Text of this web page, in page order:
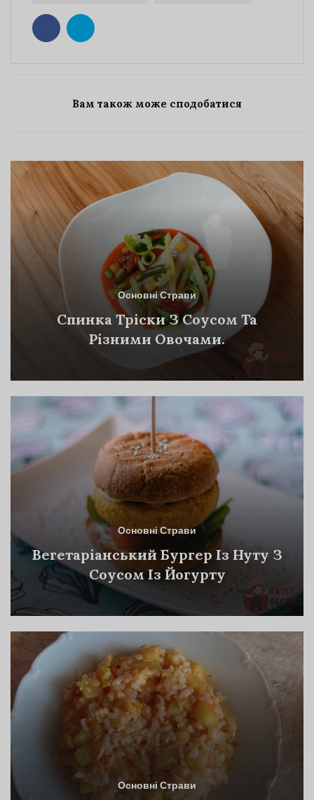
Вам також може сподобатися
Основні Страви
Спинка Тріски З Соусом Та
Різними Овочами.
Основні Страви
Вегетаріанський Бургер Із Нуту З
Соусом Із Йогурту
Основні Страви